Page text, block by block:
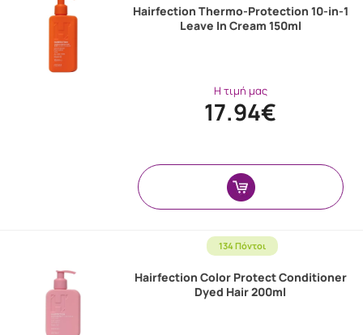
Hairfection Thermo-Protection 10-in-1
Leave In Cream 150ml
Η τιμή μας
17.94€
134 Πόντοι
Hairfection Color Protect Conditioner
Dyed Hair 200ml